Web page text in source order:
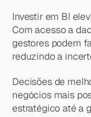
Investir em BI
Com acesso a
gestores podem
reduzindo a
Decisões de
negócios mais
estratégico até a